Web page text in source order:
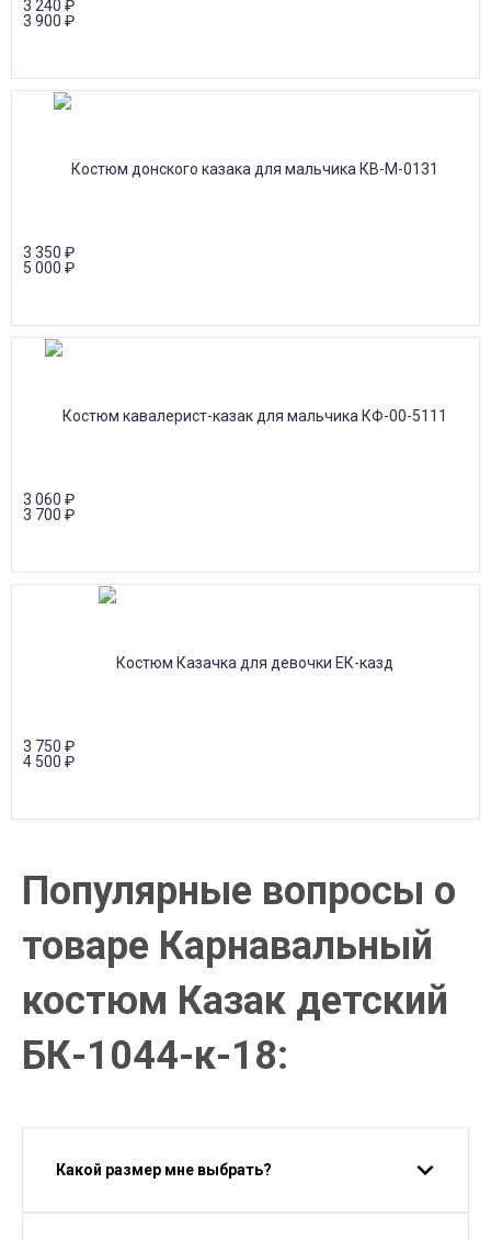
3 240 ₽
3 900 ₽
3 350 ₽
5 000 ₽
3 060 ₽
3 700 ₽
3 750 ₽
4 500 ₽
Популярные вопросы о
товаре Карнавальный
костюм Казак детский
БК-1044-к-18:
Какой размер мне выбрать?